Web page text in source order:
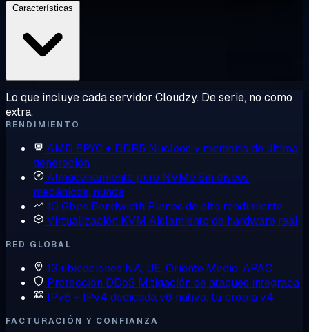
Lo que incluye cada servidor Cloudzy. De serie, no como
extra.
RENDIMIENTO
AMD EPYC + DDR5 Núcleos y memoria de última
generación
Almacenamiento puro NVMeSin discos
mecánicos, nunca
10 Gbps Bandwidth Planes de alto rendimiento
Virtualización KVM Aislamiento de hardware real
RED GLOBAL
13 ubicaciones NA, UE, Oriente Medio, APAC
Protección DDoS Mitigación de ataques integrada
IPv6 + IPv4 dedicadav6 nativa, tu propia v4
FACTURACIÓN Y CONFIANZA